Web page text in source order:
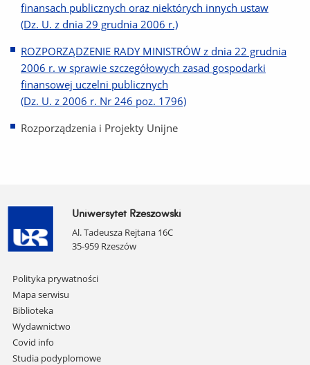
finansach publicznych oraz niektórych innych ustaw
(Dz. U. z dnia 29 grudnia 2006 r.)
ROZPORZĄDZENIE RADY MINISTRÓW z dnia 22 grudnia
2006 r. w sprawie szczegółowych zasad gospodarki
finansowej uczelni publicznych
(Dz. U. z 2006 r. Nr 246 poz. 1796)
Rozporządzenia i Projekty Unijne
Uniwersytet Rzeszowski
Al. Tadeusza Rejtana 16C
35-959 Rzeszów
Pomiń
nawigację
i
przejdź
do
treści
Polityka prywatności
Mapa serwisu
Biblioteka
Wydawnictwo
Covid info
Studia podyplomowe